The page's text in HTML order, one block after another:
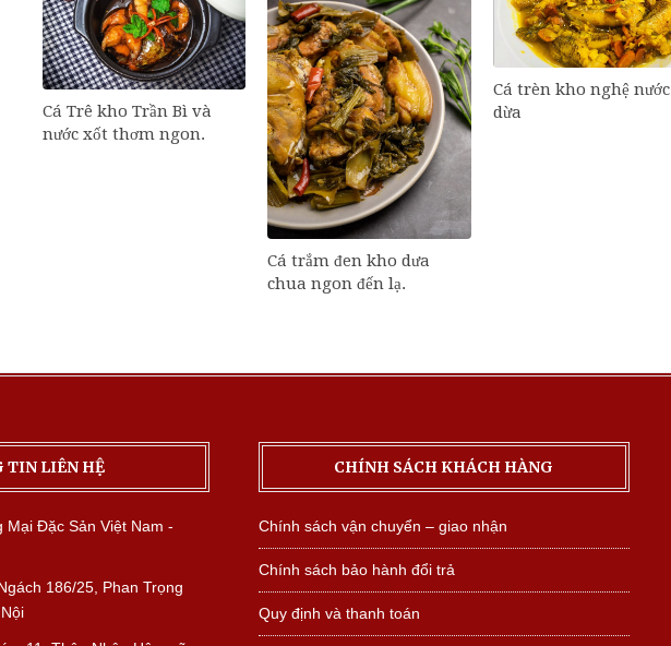
Cá Trê kho Trần Bì và
nước xốt thơm ngon.
Cá trắm đen kho dưa
chua ngon đến lạ.
Cá trèn kho nghệ nước
dừa
TIN LIÊN HỆ
Mại Đặc Sản Việt Nam -
186/25, Phan Trọng
CHÍNH SÁCH KHÁCH HÀNG
Chính sách vận chuyển – giao nhận
Chính sách bảo hành đổi trả
Quy định và thanh toán